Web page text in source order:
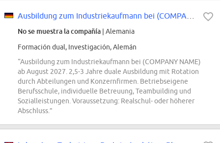
No se muestra la compañía | Alemania
Formación dual, Investigación, Alemán
“Ausbildung zum Industriekaufmann bei (COMPANY NAME)
ab August 2027. 2,5-3 Jahre duale Ausbildung mit Rotation
durch Abteilungen und Konzernfirmen. Betriebseigene
Berufsschule, individuelle Betreuung, Teambuilding und
Sozialleistungen. Voraussetzung: Realschul- oder höherer
Abschluss.”